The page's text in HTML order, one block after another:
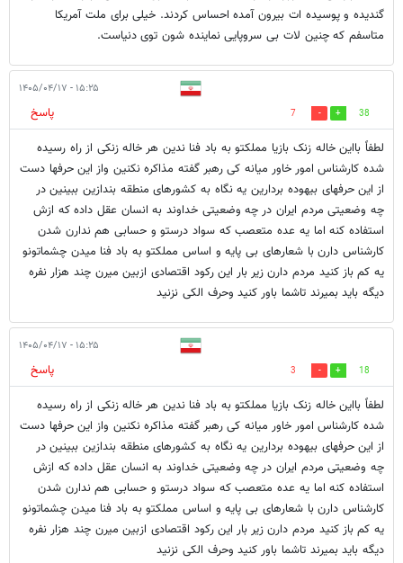
گندیده و پوسیده ات بیرون آمده احساس کردند. خیلی برای ملت آمریکا
متاسفم که چنین لات بی سروپایی نماینده شون توی دنیاست.
۱۵:۲۵ - ۱۴۰۵/۰۴/۱۷
38
7
پاسخ
لطفاً بااین خاله زنک بازیا مملکتو به باد فنا ندین هر خاله زنكی از راه رسیده
شده کارشناس امور خاور میانه کی رهبر گفته مذاکره نکنین واز این حرفها دست
از این حرفهای بیهوده بردارین یه نگاه به کشورهای منطقه بندازین ببینین در
چه وضعیتی مردم ایران در چه وضعیتی خداوند به انسان عقل داده که ازش
استفاده کنه اما یه عده متعصب که سواد درستو و حسابی هم ندارن شدن
کارشناس دارن با شعارهای بی پایه و اساس مملکتو به باد فنا میدن چشماتونو
یه کم باز کنید مردم دارن زیر بار این رکود اقتصادی ازبین میرن چند هزار نفره
دیگه باید بمیرند تاشما باور کنید وحرف الکی نزنید
۱۵:۲۵ - ۱۴۰۵/۰۴/۱۷
18
3
پاسخ
لطفاً بااین خاله زنک بازیا مملکتو به باد فنا ندین هر خاله زنكی از راه رسیده
شده کارشناس امور خاور میانه کی رهبر گفته مذاکره نکنین واز این حرفها دست
از این حرفهای بیهوده بردارین یه نگاه به کشورهای منطقه بندازین ببینین در
چه وضعیتی مردم ایران در چه وضعیتی خداوند به انسان عقل داده که ازش
استفاده کنه اما یه عده متعصب که سواد درستو و حسابی هم ندارن شدن
کارشناس دارن با شعارهای بی پایه و اساس مملکتو به باد فنا میدن چشماتونو
یه کم باز کنید مردم دارن زیر بار این رکود اقتصادی ازبین میرن چند هزار نفره
دیگه باید بمیرند تاشما باور کنید وحرف الکی نزنید